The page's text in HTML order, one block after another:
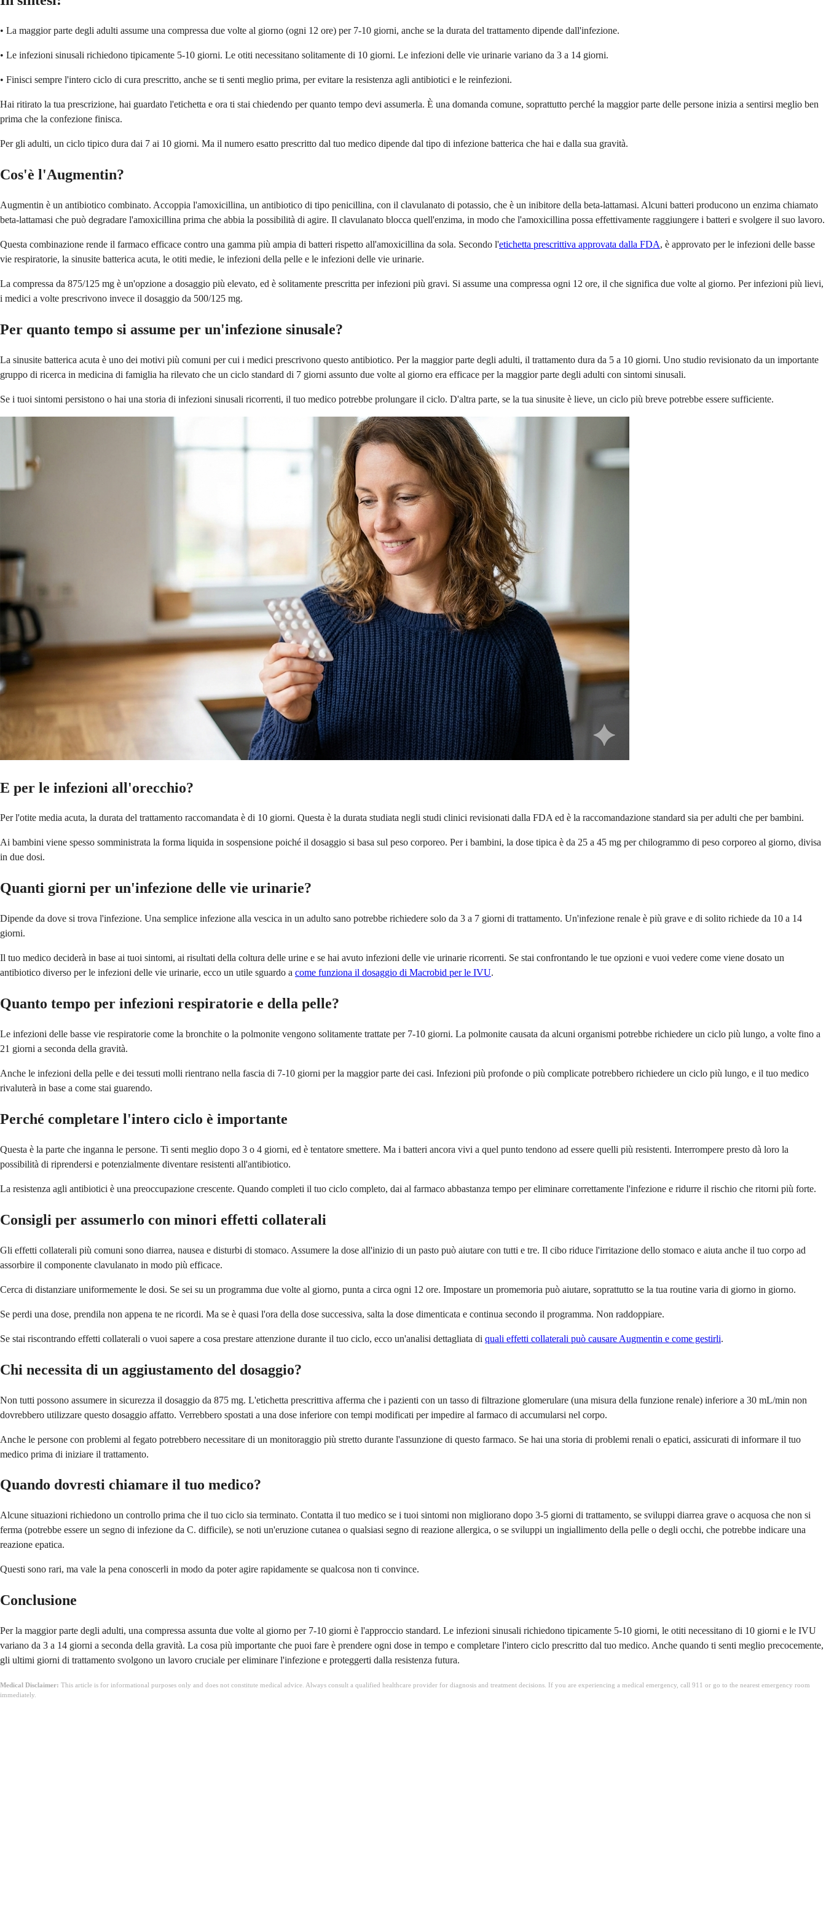
• La maggior parte degli adulti assume una compressa due volte al giorno (ogni 12 ore) per 7-10 giorni, anche se la durata del trattamento dipende dall'infezione.
• Le infezioni sinusali richiedono tipicamente 5-10 giorni. Le otiti necessitano solitamente di 10 giorni. Le infezioni delle vie urinarie variano da 3 a 14 giorni.
• Finisci sempre l'intero ciclo di cura prescritto, anche se ti senti meglio prima, per evitare la resistenza agli antibiotici e le reinfezioni.
Hai ritirato la tua prescrizione, hai guardato l'etichetta e ora ti stai chiedendo per quanto tempo devi assumerla. È una domanda comune, soprattutto perché la maggior parte delle persone inizia a sentirsi meglio ben
prima che la confezione finisca.
Per gli adulti, un ciclo tipico dura dai 7 ai 10 giorni. Ma il numero esatto prescritto dal tuo medico dipende dal tipo di infezione batterica che hai e dalla sua gravità.
Cos'è l'Augmentin?
Augmentin è un antibiotico combinato. Accoppia l'amoxicillina, un antibiotico di tipo penicillina, con il clavulanato di potassio, che è un inibitore della beta-lattamasi. Alcuni batteri producono un enzima chiamato
beta-lattamasi che può degradare l'amoxicillina prima che abbia la possibilità di agire. Il clavulanato blocca quell'enzima, in modo che l'amoxicillina possa effettivamente raggiungere i batteri e svolgere il suo lavoro.
Questa combinazione rende il farmaco efficace contro una gamma più ampia di batteri rispetto all'amoxicillina da sola. Secondo l'etichetta prescrittiva approvata dalla FDA, è approvato per le infezioni delle basse
vie respiratorie, la sinusite batterica acuta, le otiti medie, le infezioni della pelle e le infezioni delle vie urinarie.
La compressa da 875/125 mg è un'opzione a dosaggio più elevato, ed è solitamente prescritta per infezioni più gravi. Si assume una compressa ogni 12 ore, il che significa due volte al giorno. Per infezioni più lievi,
i medici a volte prescrivono invece il dosaggio da 500/125 mg.
Per quanto tempo si assume per un'infezione sinusale?
La sinusite batterica acuta è uno dei motivi più comuni per cui i medici prescrivono questo antibiotico. Per la maggior parte degli adulti, il trattamento dura da 5 a 10 giorni. Uno studio revisionato da un importante
gruppo di ricerca in medicina di famiglia ha rilevato che un ciclo standard di 7 giorni assunto due volte al giorno era efficace per la maggior parte degli adulti con sintomi sinusali.
Se i tuoi sintomi persistono o hai una storia di infezioni sinusali ricorrenti, il tuo medico potrebbe prolungare il ciclo. D'altra parte, se la tua sinusite è lieve, un ciclo più breve potrebbe essere sufficiente.
E per le infezioni all'orecchio?
Per l'otite media acuta, la durata del trattamento raccomandata è di 10 giorni. Questa è la durata studiata negli studi clinici revisionati dalla FDA ed è la raccomandazione standard sia per adulti che per bambini.
Ai bambini viene spesso somministrata la forma liquida in sospensione poiché il dosaggio si basa sul peso corporeo. Per i bambini, la dose tipica è da 25 a 45 mg per chilogrammo di peso corporeo al giorno, divisa
in due dosi.
Quanti giorni per un'infezione delle vie urinarie?
Dipende da dove si trova l'infezione. Una semplice infezione alla vescica in un adulto sano potrebbe richiedere solo da 3 a 7 giorni di trattamento. Un'infezione renale è più grave e di solito richiede da 10 a 14
giorni.
Il tuo medico deciderà in base ai tuoi sintomi, ai risultati della coltura delle urine e se hai avuto infezioni delle vie urinarie ricorrenti. Se stai confrontando le tue opzioni e vuoi vedere come viene dosato un
antibiotico diverso per le infezioni delle vie urinarie, ecco un utile sguardo a come funziona il dosaggio di Macrobid per le IVU.
Quanto tempo per infezioni respiratorie e della pelle?
Le infezioni delle basse vie respiratorie come la bronchite o la polmonite vengono solitamente trattate per 7-10 giorni. La polmonite causata da alcuni organismi potrebbe richiedere un ciclo più lungo, a volte fino a
21 giorni a seconda della gravità.
Anche le infezioni della pelle e dei tessuti molli rientrano nella fascia di 7-10 giorni per la maggior parte dei casi. Infezioni più profonde o più complicate potrebbero richiedere un ciclo più lungo, e il tuo medico
rivaluterà in base a come stai guarendo.
Perché completare l'intero ciclo è importante
Questa è la parte che inganna le persone. Ti senti meglio dopo 3 o 4 giorni, ed è tentatore smettere. Ma i batteri ancora vivi a quel punto tendono ad essere quelli più resistenti. Interrompere presto dà loro la
possibilità di riprendersi e potenzialmente diventare resistenti all'antibiotico.
La resistenza agli antibiotici è una preoccupazione crescente. Quando completi il tuo ciclo completo, dai al farmaco abbastanza tempo per eliminare correttamente l'infezione e ridurre il rischio che ritorni più forte.
Consigli per assumerlo con minori effetti collaterali
Gli effetti collaterali più comuni sono diarrea, nausea e disturbi di stomaco. Assumere la dose all'inizio di un pasto può aiutare con tutti e tre. Il cibo riduce l'irritazione dello stomaco e aiuta anche il tuo corpo ad
assorbire il componente clavulanato in modo più efficace.
Cerca di distanziare uniformemente le dosi. Se sei su un programma due volte al giorno, punta a circa ogni 12 ore. Impostare un promemoria può aiutare, soprattutto se la tua routine varia di giorno in giorno.
Se perdi una dose, prendila non appena te ne ricordi. Ma se è quasi l'ora della dose successiva, salta la dose dimenticata e continua secondo il programma. Non raddoppiare.
Se stai riscontrando effetti collaterali o vuoi sapere a cosa prestare attenzione durante il tuo ciclo, ecco un'analisi dettagliata di quali effetti collaterali può causare Augmentin e come gestirli.
Chi necessita di un aggiustamento del dosaggio?
Non tutti possono assumere in sicurezza il dosaggio da 875 mg. L'etichetta prescrittiva afferma che i pazienti con un tasso di filtrazione glomerulare (una misura della funzione renale) inferiore a 30 mL/min non
dovrebbero utilizzare questo dosaggio affatto. Verrebbero spostati a una dose inferiore con tempi modificati per impedire al farmaco di accumularsi nel corpo.
Anche le persone con problemi al fegato potrebbero necessitare di un monitoraggio più stretto durante l'assunzione di questo farmaco. Se hai una storia di problemi renali o epatici, assicurati di informare il tuo
medico prima di iniziare il trattamento.
Quando dovresti chiamare il tuo medico?
Alcune situazioni richiedono un controllo prima che il tuo ciclo sia terminato. Contatta il tuo medico se i tuoi sintomi non migliorano dopo 3-5 giorni di trattamento, se sviluppi diarrea grave o acquosa che non si
ferma (potrebbe essere un segno di infezione da C. difficile), se noti un'eruzione cutanea o qualsiasi segno di reazione allergica, o se sviluppi un ingiallimento della pelle o degli occhi, che potrebbe indicare una
reazione epatica.
Questi sono rari, ma vale la pena conoscerli in modo da poter agire rapidamente se qualcosa non ti convince.
Conclusione
Per la maggior parte degli adulti, una compressa assunta due volte al giorno per 7-10 giorni è l'approccio standard. Le infezioni sinusali richiedono tipicamente 5-10 giorni, le otiti necessitano di 10 giorni e le IVU
variano da 3 a 14 giorni a seconda della gravità. La cosa più importante che puoi fare è prendere ogni dose in tempo e completare l'intero ciclo prescritto dal tuo medico. Anche quando ti senti meglio precocemente,
gli ultimi giorni di trattamento svolgono un lavoro cruciale per eliminare l'infezione e proteggerti dalla resistenza futura.
Medical Disclaimer: This article is for informational purposes only and does not constitute medical advice. Always consult a qualified healthcare provider for diagnosis and treatment decisions. If you are experiencing a medical emergency, call 911 or go to the nearest emergency room
immediately.